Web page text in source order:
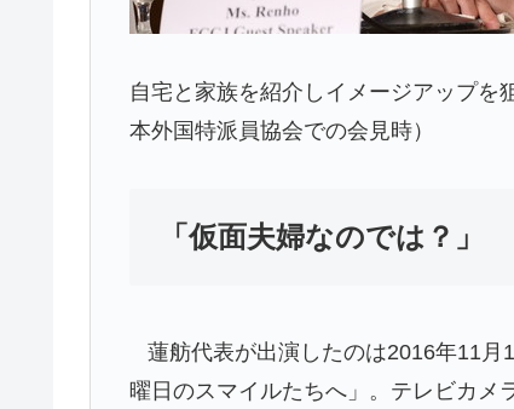
自宅と家族を紹介しイメージアップを
本外国特派員協会での会見時）
「仮面夫婦なのでは？」
蓮舫代表が出演したのは2016年11月
曜日のスマイルたちへ」。テレビカメ